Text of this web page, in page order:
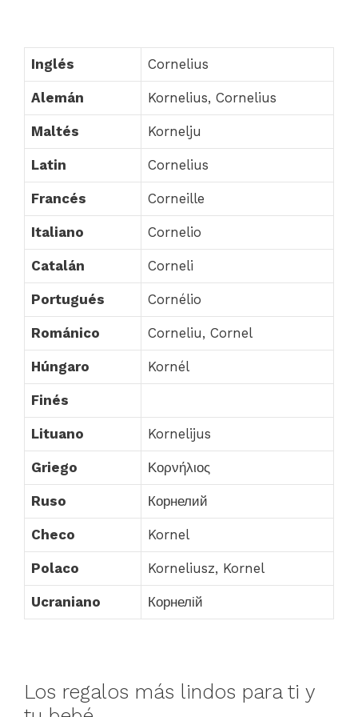
Inglés Cornelius
Alemán Kornelius, Cornelius
Maltés Kornelju
Latin Cornelius
Francés Corneille
Italiano Cornelio
Catalán Corneli
Portugués Cornélio
Románico Corneliu, Cornel
Húngaro Kornél
Finés
Lituano Kornelijus
Griego Κορνήλιος
Ruso Корнелий
Checo Kornel
Polaco Korneliusz, Kornel
Ucraniano Корнелій
Los regalos más lindos para ti y